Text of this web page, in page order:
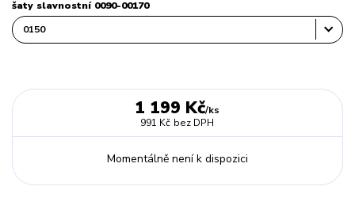
šaty slavnostní 0090-00170
1 199 Kč/ks
991 Kč bez DPH
Momentálně není k dispozici